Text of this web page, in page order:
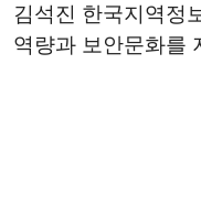
김석진 한국지역정
역량과 보안문화를